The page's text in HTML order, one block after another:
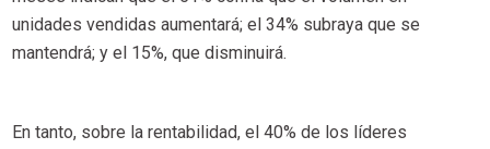
unidades vendidas aumentará; el 34% subraya que se
mantendrá; y el 15%, que disminuirá.
En tanto, sobre la rentabilidad, el 40% de los líderes